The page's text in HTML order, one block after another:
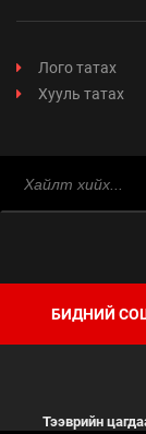
Лого татах
Хууль татах
БИДНИЙ
Тээврийн